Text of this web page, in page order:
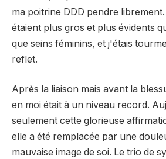
ma poitrine DDD pendre
étaient plus gros et plus évidents
que seins féminins, et j'étais
reflet.
Après la liaison mais avant la
en moi était à un niveau record.
seulement cette glorieuse
elle a été remplacée par une
mauvaise image de soi. Le trio de